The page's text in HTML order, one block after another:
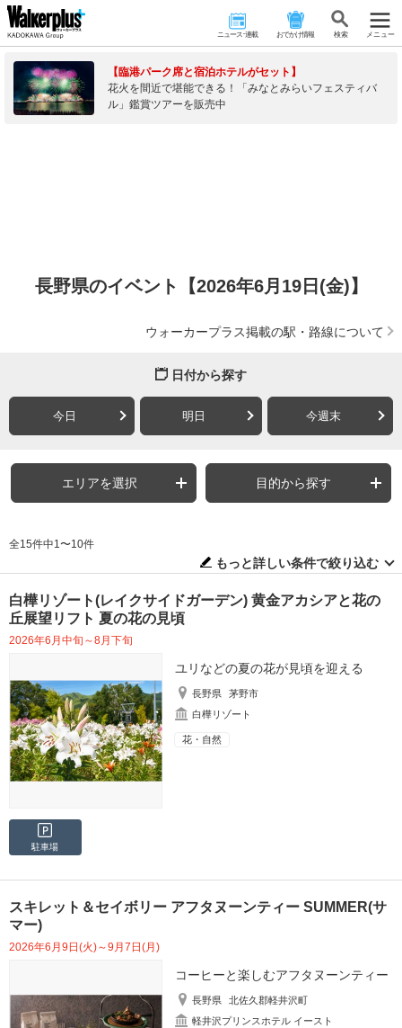
ニュース･連載 おでかけ情報 検 索 メニュー
【臨港パーク席と宿泊ホテルがセット】
花火を間近で堪能できる！「みなとみらいフェスティバ
ル」鑑賞ツアーを販売中
長野県のイベント【2026年6月19日(金)】
ウォーカープラス掲載の駅・路線について
日付から探す
今日 明日 今週末
エリアを選択 目的から探す
全15件中1〜10件
もっと詳しい条件で絞り込む
白樺リゾート(レイクサイドガーデン) 黄金アカシアと花の
丘展望リフト 夏の花の見頃
2026年6月中旬～8月下旬
ユリなどの夏の花が見頃を迎える
長野県
茅野市
白樺リゾート
花・自然
駐車場
スキレット＆セイボリー アフタヌーンティー SUMMER(サ
マー)
2026年6月9日(火)～9月7日(月)
コーヒーと楽しむアフタヌーンティー
長野県
北佐久郡軽井沢町
軽井沢プリンスホテル イースト